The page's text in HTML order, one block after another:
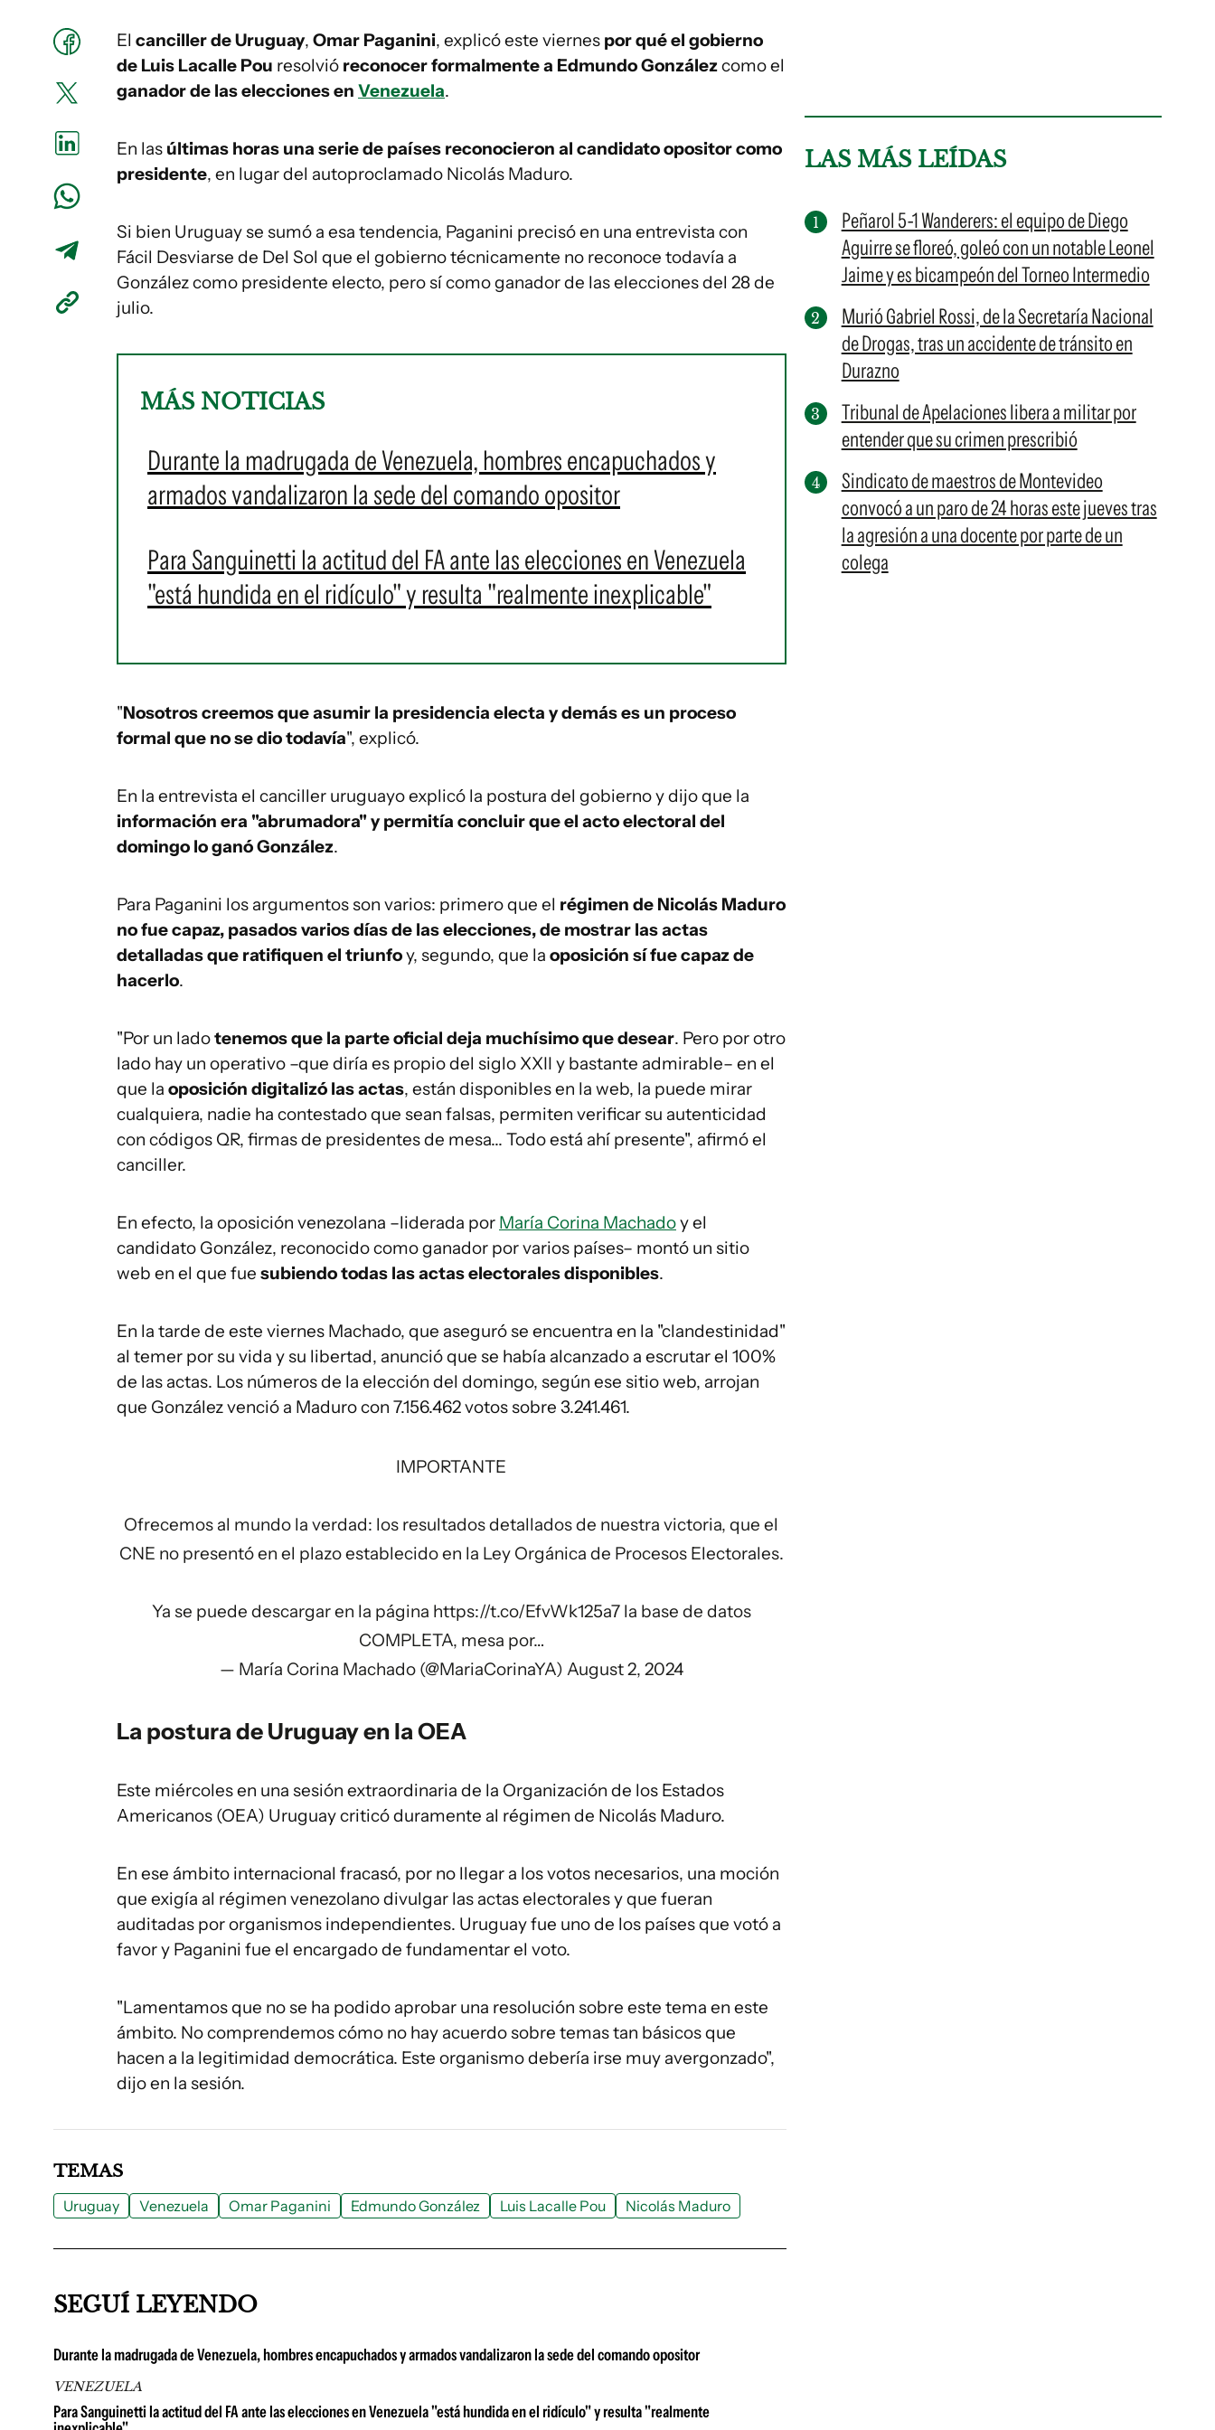
El canciller de Uruguay, Omar Paganini, explicó este viernes por qué el gobierno
de Luis Lacalle Pou resolvió reconocer formalmente a Edmundo Gonzálezcomo el
ganador de las elecciones en Venezuela.
En las últimas horas una serie de países reconocieron al candidato opositor como
presidente, en lugar del autoproclamado Nicolás Maduro.
Si bien Uruguay se sumó a esa tendencia, Paganini precisó en una entrevista con
Fácil Desviarse de Del Sol que el gobierno técnicamente no reconoce todavía a
González como presidente electo, pero sí como ganador de las elecciones del 28 de
julio.
MÁS NOTICIAS
Durante la madrugada de Venezuela, hombres encapuchados y
armados vandalizaron la sede del comando opositor
Para Sanguinetti la actitud del FA ante las elecciones en Venezuela
"está hundida en el ridículo" y resulta "realmente inexplicable"
"Nosotros creemos que asumir la presidencia electa y demás es un proceso
formal que no se dio todavía", explicó.
En la entrevista el canciller uruguayo explicó la postura del gobierno y dijo que la
información era "abrumadora" y permitía concluir que el acto electoral del
domingo lo ganó González.
Para Paganini los argumentos son varios: primero que el régimen de Nicolás Maduro
no fue capaz, pasados varios días de las elecciones, de mostrar las actas
detalladas que ratifiquen el triunfoy, segundo, que la oposición sí fue capaz de
hacerlo.
"Por un ladotenemos que la parte oficial deja muchísimo que desear. Pero por otro
lado hay un operativo –que diría es propio del siglo XXII y bastante admirable– en el
que la oposición digitalizó las actas, están disponibles en la web, la puede mirar
cualquiera, nadie ha contestado que sean falsas, permiten verificar su autenticidad
con códigos QR, firmas de presidentes de mesa... Todo está ahí presente", afirmó el
canciller.
En efecto, la oposición venezolana –liderada por María Corina Machadoy el
candidato González, reconocido como ganador por varios países– montó un sitio
web en el que fue subiendo todas las actas electorales disponibles.
En la tarde de este viernes Machado, que aseguró se encuentra en la "clandestinidad"
al temer por su vida y su libertad, anunció que se había alcanzado a escrutar el 100%
de las actas. Los números de la elección del domingo, según ese sitio web, arrojan
que González venció a Maduro con 7.156.462 votos sobre 3.241.461.
IMPORTANTE
Ofrecemos al mundo la verdad: los resultados detallados de nuestra victoria, que el
CNE no presentó en el plazo establecido en la Ley Orgánica de Procesos Electorales.
Ya se puede descargar en la página https://t.co/EfvWk125a7la base de datos
COMPLETA, mesa por…
— María Corina Machado (@MariaCorinaYA) August 2, 2024
La postura de Uruguay en la OEA
Este miércoles en una sesión extraordinaria de la Organización de los Estados
Americanos (OEA) Uruguay criticó duramente al régimen de Nicolás Maduro.
En ese ámbito internacional fracasó, por no llegar a los votos necesarios, una moción
que exigía al régimen venezolano divulgar las actas electorales y que fueran
auditadas por organismos independientes. Uruguay fue uno de los países que votó a
favor y Paganini fue el encargado de fundamentar el voto.
"Lamentamos que no se ha podido aprobar una resolución sobre este tema en este
ámbito. No comprendemos cómo no hay acuerdo sobre temas tan básicos que
hacen a la legitimidad democrática. Este organismo debería irse muy avergonzado",
dijo en la sesión.
LAS MÁS LEÍDAS
Peñarol 5-1 Wanderers: el equipo de Diego
Aguirre se floreó, goleó con un notable Leonel
Jaime y es bicampeón del Torneo Intermedio
Murió Gabriel Rossi, de la Secretaría Nacional
de Drogas, tras un accidente de tránsito en
Durazno
Tribunal de Apelaciones libera a militar por
entender que su crimen prescribió
Sindicato de maestros de Montevideo
convocó a un paro de 24 horas este jueves tras
la agresión a una docente por parte de un
colega
TEMAS
Uruguay Venezuela Omar Paganini Edmundo González Luis Lacalle Pou Nicolás Maduro
SEGUÍ LEYENDO
Durante la madrugada de Venezuela, hombres encapuchados y armados vandalizaron la sede del comando opositor
VENEZUELA
Para Sanguinetti la actitud del FA ante las elecciones en Venezuela "está hundida en el ridículo" y resulta "realmente